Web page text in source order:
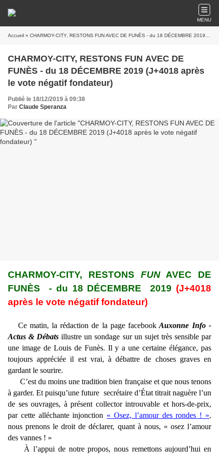
MENU
Accueil » CHARMOY-CITY, RESTONS FUN AVEC DE FUNÈS - du 18 DÉCEMBRE 2019 (J+4018 après le vote négatif fondateur)
CHARMOY-CITY, RESTONS FUN AVEC DE
FUNÈS - du 18 DÉCEMBRE 2019 (J+4018 après
le vote négatif fondateur)
Publié le 18/12/2019 à 09:38
Par Claude Speranza
CHARMOY-CITY, RESTONS FUNAVEC DE
FUNÈS - du 18 DÉCEMBRE 2019 (J+4018
après le vote négatif fondateur)
Ce matin, la rédaction de la page facebook Auxonne Info -
Actus & Débats illustre un sondage sur un sujet très sensible par
une image de Louis de Funès. Il y a une certaine élégance, pas
toujours appréciée il est vrai, à débattre de choses graves en
gardant le sourire.
C’est du moins une tradition bien française et que nous tenons
à garder. Et puisqu’une future secrétaire d’État titrait naguère l’un
de ses ouvrages, à présent collector introuvable et hors-de-prix,
par cette alléchante injonction « Osez, l’amour des rondes ! »,
nous prenons le droit de déclarer, quant à nous, « osez l’amour
des vannes ! »
À l’appui de notre propos, nous remettons aujourd’hui en